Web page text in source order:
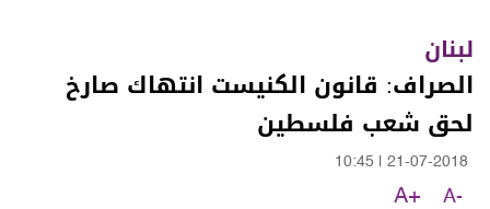
لبنان
الصراف: قانون الكنيست انتهاك صارخ
لحق شعب فلسطين
21-07-2018
10:45
A-
A+